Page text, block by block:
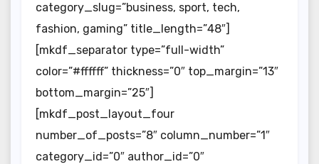
category_slug=”business, sport, tech,
fashion, gaming” title_length=”48″]
[mkdf_separator type=”full-width”
color=”#ffffff” thickness=”0″ top_margin=”13″
bottom_margin=”25″]
[mkdf_post_layout_four
number_of_posts=”8″ column_number=”1″
category_id=”0″ author_id=”0″